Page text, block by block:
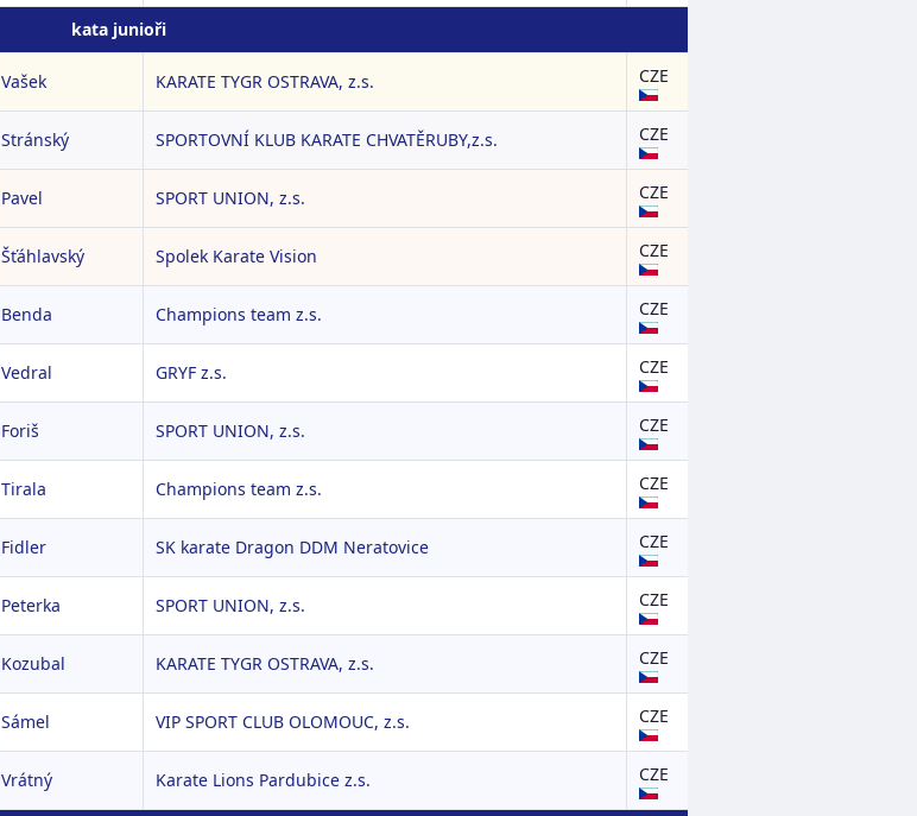
kata junioři
Vašek KARATE TYGR OSTRAVA, z.s. CZE
Stránský SPORTOVNÍ KLUB KARATE CHVATĚRUBY,z.s. CZE
Pavel SPORT UNION, z.s. CZE
Šťáhlavský Spolek Karate Vision CZE
Benda Champions team z.s. CZE
Vedral GRYF z.s. CZE
Foriš SPORT UNION, z.s. CZE
Tirala Champions team z.s. CZE
Fidler SK karate Dragon DDM Neratovice CZE
Peterka SPORT UNION, z.s. CZE
Kozubal KARATE TYGR OSTRAVA, z.s. CZE
Sámel VIP SPORT CLUB OLOMOUC, z.s. CZE
Vrátný Karate Lions Pardubice z.s. CZE